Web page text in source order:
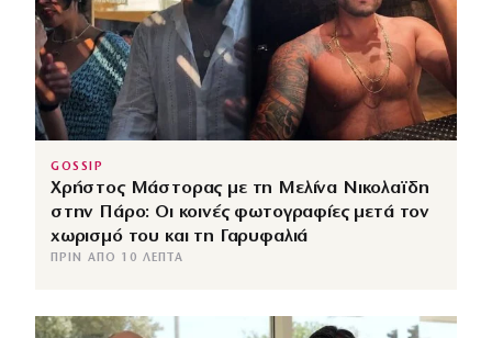
GOSSIP
Χρήστος Μάστορας με τη Μελίνα Νικολαϊδη
στην Πάρο: Οι κοινές φωτογραφίες μετά τον
χωρισμό του και τη Γαρυφαλιά
ΠΡΙΝ ΑΠΌ 10 ΛΕΠΤΆ